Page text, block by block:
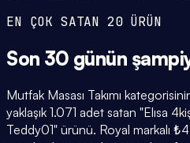
EN ÇOK SATAN 20 ÜRÜN
Son 30 günün
Mutfak Masası Takımı
yaklaşık 1.071 adet satan "Elısa
Teddy01" ürünü. Royal markalı